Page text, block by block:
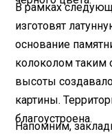
В рамках
изготовят
основание
колоколом таким
высоты
картины.
благоустроена.
Напомним,